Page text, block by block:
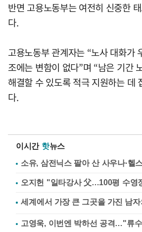
반면 고용노동부는 여전히 신중한
다.
고용노동부 관계자는 “노사 대화가
조에는 변함이 없다”며 “남은 기간
해결할 수 있도록 적극 지원하는 데
다.
이시간 핫뉴스
소유, 삼전닉스 팔아 산 사우나·헬
오지헌 "일타강사 父…100평 수영
고영욱, 이번엔 박하선 공격…"류